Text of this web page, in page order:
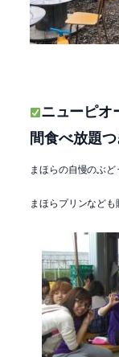
ニューピオ
間食べ放題つ
まほらの自慢のぶ
まほらプリンなども